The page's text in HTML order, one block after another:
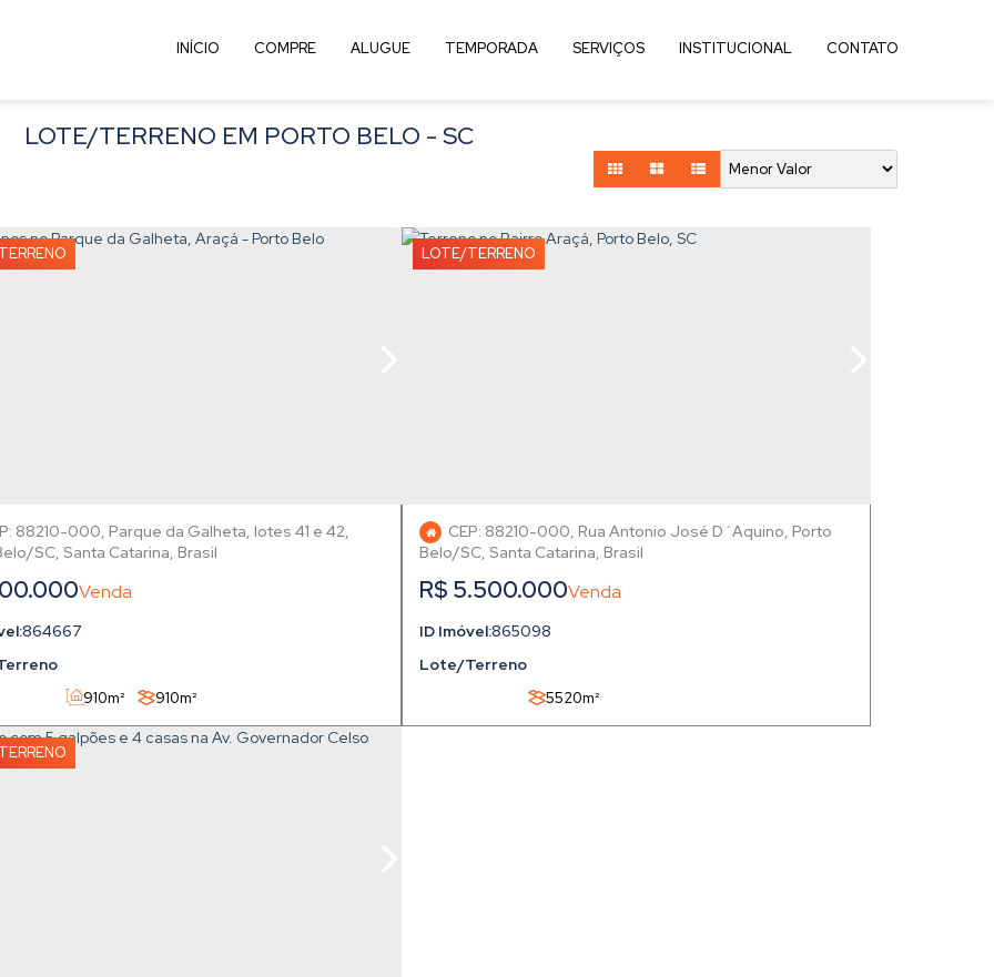
TEMPORADA SERVIÇOS INSTITUCIONAL CONTATO
ALUGUE
COMPRE
INÍCIO
LOTE/TERRENO EM PORTO BELO - SC
864667
88210-000, Parque da Galheta, lotes 41 e 42,
, Santa Catarina, Brasil
910m² 910m²
LOTE/TERRENO
Lote/Terreno
R$ 5.500.000
865098
CEP: 88210-000, Rua Antonio José D´Aquino, Porto
Belo
, Santa Catarina, Brasil
5520m²